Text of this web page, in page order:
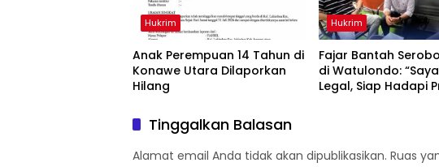
Hukrim
Anak Perempuan 14 Tahun di
Konawe Utara Dilaporkan
Hilang
Hukrim
‎Fajar Bantah
di Watulondo:
Legal, Siap Hadapi
Tinggalkan Balasan
Alamat email Anda tidak akan dipublikasikan. Ruas